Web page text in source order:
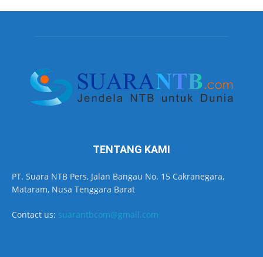
TENTANG KAMI
PT. Suara NTB Pers, Jalan Bangau No. 15 Cakranegara,
Mataram, Nusa Tenggara Barat
Contact us: suarantbcom@gmail.com